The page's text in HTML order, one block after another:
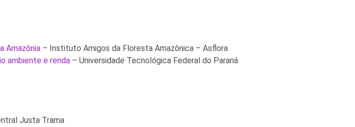
Amazônia – Instituto Amigos da Floresta Amazônica – Asflora
ambiente e renda – Universidade Tecnológica Federal do Paraná
Justa Trama